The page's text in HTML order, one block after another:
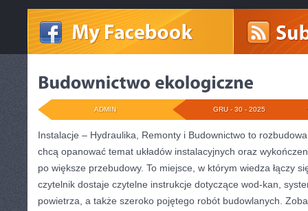
GRU - 30 - 2025
ADMIN
Instalacje – Hydraulika, Remonty i Budownictwo to
chcą opanować temat układów instalacyjnych oraz
po większe przebudowy. To miejsce, w którym wiedza łączy
czytelnik dostaje czytelne instrukcje dotyczące wod-kan,
powietrza, a także szeroko pojętego robót budowlanych.